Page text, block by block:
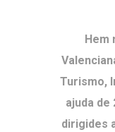
Hem
Turismo,
ajuda de
dirigides